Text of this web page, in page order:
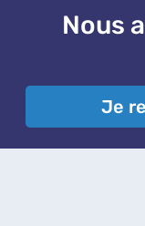
Nous
Je